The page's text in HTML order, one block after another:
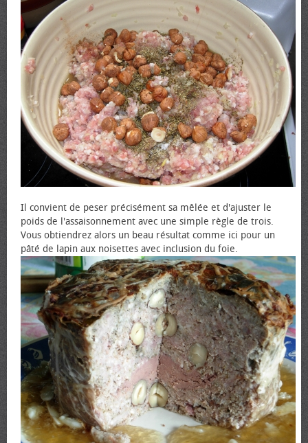
Il convient de peser précisément sa mêlée et d'ajuster le
poids de l'assaisonnement avec une simple règle de trois.
Vous obtiendrez alors un beau résultat comme ici pour un
pâté de lapin aux noisettes avec inclusion du foie.